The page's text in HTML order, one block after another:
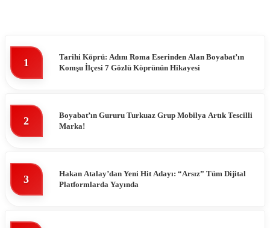
1
Tarihi Köprü: Adını Roma Eserinden Alan Boyabat’ın
Komşu İlçesi 7 Gözlü Köprünün Hikayesi
2
Boyabat’ın Gururu Turkuaz Grup Mobilya Artık Tescilli
Marka!
3
Hakan Atalay’dan Yeni Hit Adayı: “Arsız” Tüm Dijital
Platformlarda Yayında